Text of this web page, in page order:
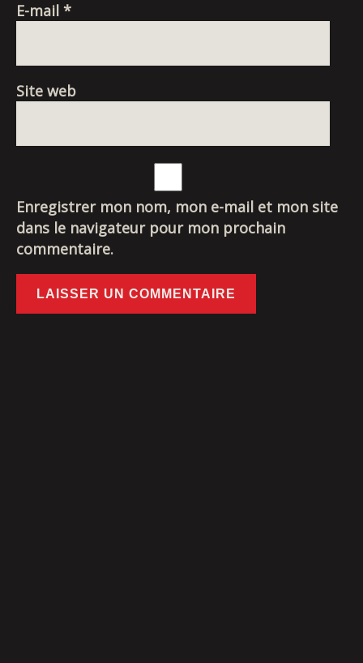
E-mail *
Site web
Enregistrer mon nom, mon e-mail et mon site
dans le navigateur pour mon prochain
commentaire.